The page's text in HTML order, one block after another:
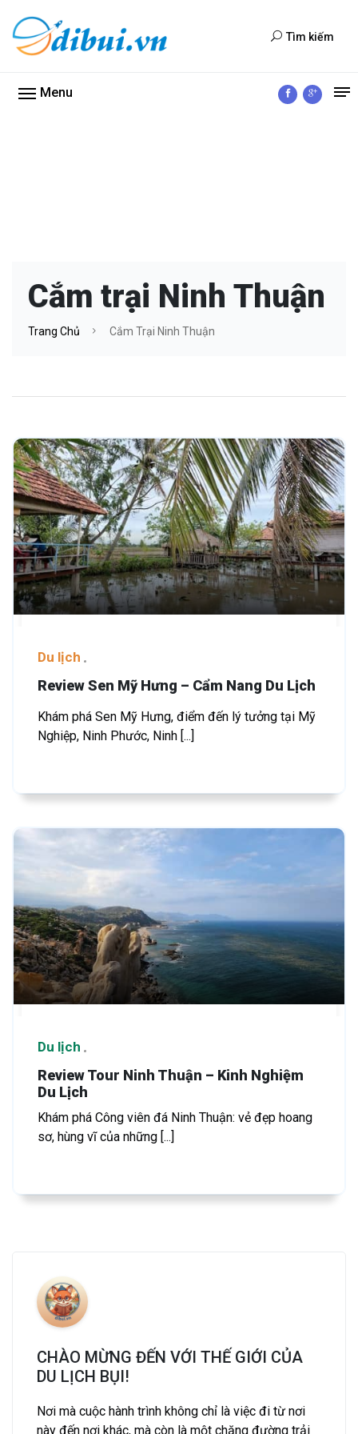
Tìm kiếm
Menu
Cắm trại Ninh Thuận
Trang Chủ Cắm Trại Ninh Thuận
Du lịch
Review Sen Mỹ Hưng – Cẩm Nang Du Lịch
Khám phá Sen Mỹ Hưng, điểm đến lý tưởng tại Mỹ
Nghiệp, Ninh Phước, Ninh [...]
Du lịch
Review Tour Ninh Thuận – Kinh Nghiệm
Du Lịch
Khám phá Công viên đá Ninh Thuận: vẻ đẹp hoang
sơ, hùng vĩ của những [...]
CHÀO MỪNG ĐẾN VỚI THẾ GIỚI CỦA
DU LỊCH BỤI!
Nơi mà cuộc hành trình không chỉ là việc đi từ nơi
này đến nơi khác, mà còn là một chặng đường trải